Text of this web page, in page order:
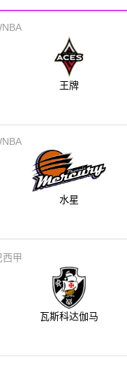
王牌
水星
西甲
瓦斯科达伽马